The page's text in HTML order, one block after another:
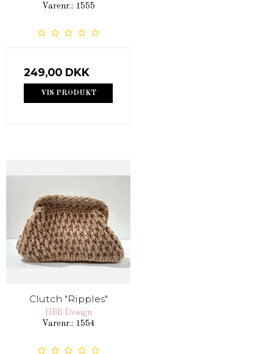
Varenr.: 1555
249,00 DKK
VIS PRODUKT
Clutch "Ripples"
HBB Design
Varenr.: 1554